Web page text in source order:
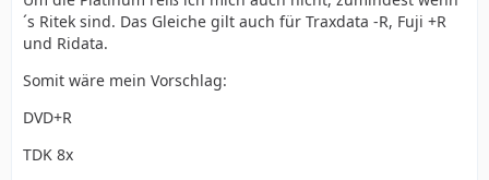
´s Ritek sind. Das Gleiche gilt auch für Traxdata -R, Fuji +R
und Ridata.
Somit wäre mein Vorschlag:
DVD+R
TDK 8x